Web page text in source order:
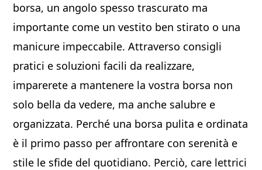
borsa, un angolo spesso trascurato ma
importante come un vestito ben stirato o una
manicure impeccabile. Attraverso consigli
pratici e soluzioni facili da realizzare,
imparerete a mantenere la vostra borsa non
solo bella da vedere, ma anche salubre e
organizzata. Perché una borsa pulita e ordinata
è il primo passo per affrontare con serenità e
stile le sfide del quotidiano. Perciò, care lettrici